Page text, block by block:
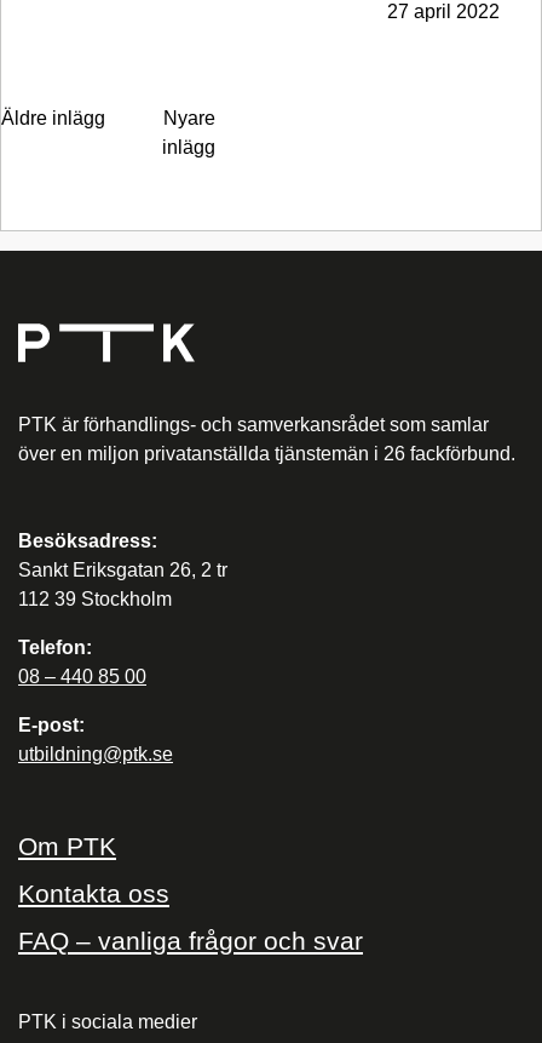
27 april 2022
Inläggsnavigering
Äldre inlägg
Nyare
inlägg
PTK är förhandlings- och samverkansrådet som samlar
över en miljon privatanställda tjänstemän i 26 fackförbund.
Besöksadress:
Sankt Eriksgatan 26, 2 tr
112 39 Stockholm
Telefon:
08 – 440 85 00
E-post:
utbildning@ptk.se
Om PTK
Kontakta oss
FAQ – vanliga frågor och svar
PTK i sociala medier